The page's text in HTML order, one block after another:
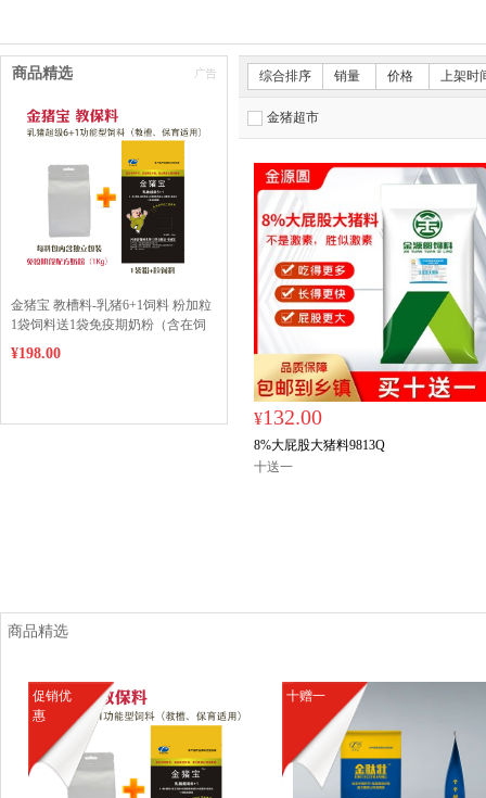
综合排序 销量 价格 上架时
金猪超市
¥132.00
8%大屁股大猪料9813Q
十送一
商品精选
金猪宝 教槽料-乳猪6+1饲料 粉加粒
1袋饲料送1袋免疫期奶粉（含在饲
料大包装内）（云南、新疆、青
¥198.00
商品精选
促销优
惠
十赠一